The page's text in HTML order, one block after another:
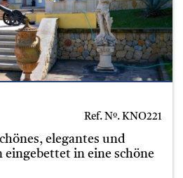
Ref. Nº. KNO221
elegantes und
eingebettet in eine schöne